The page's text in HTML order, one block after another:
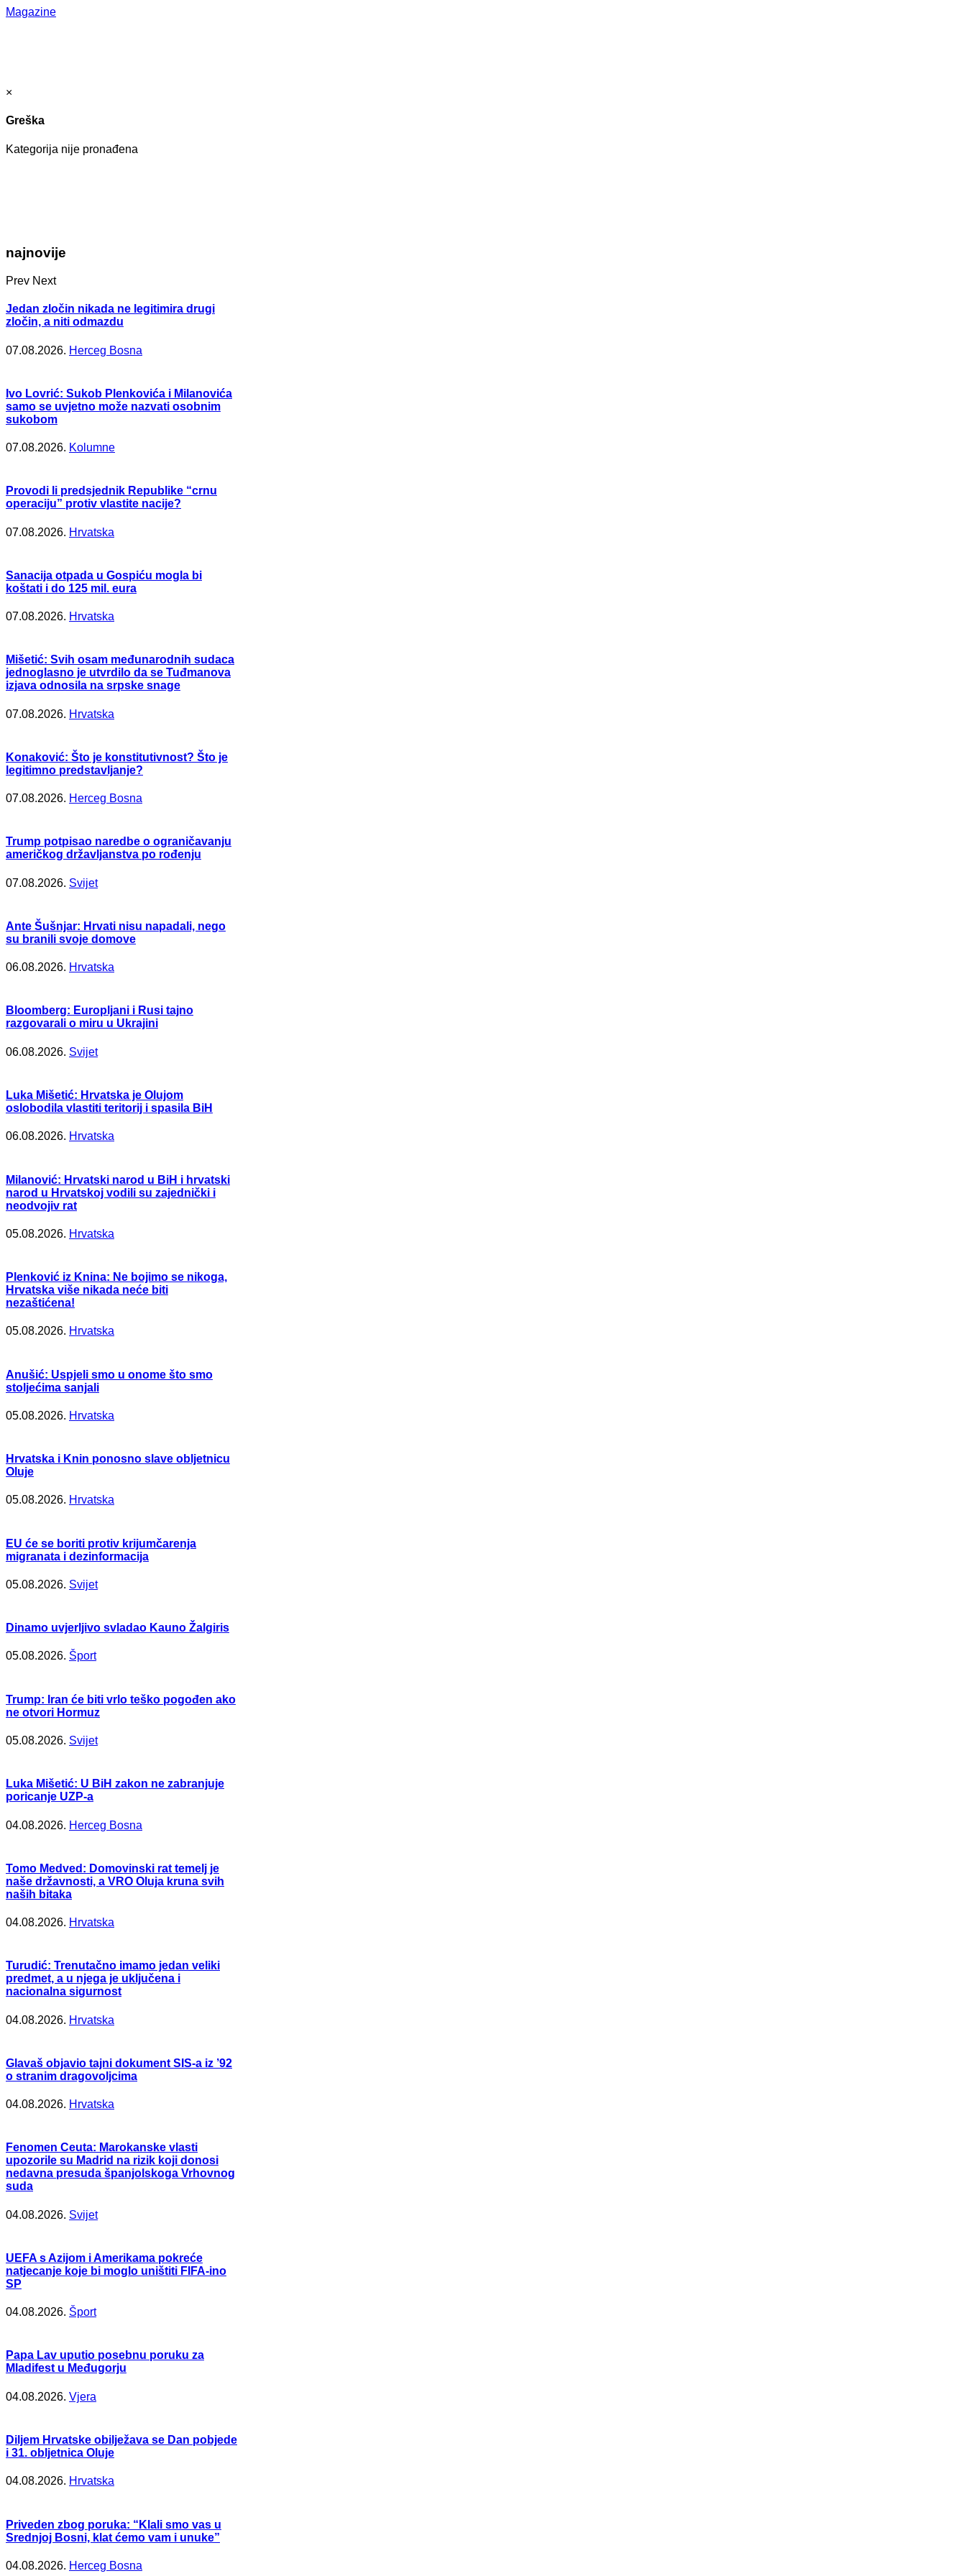
Magazine
×
Greška
Kategorija nije pronađena
najnovije
Prev Next
Jedan zločin nikada ne legitimira drugi
zločin, a niti odmazdu
07.08.2026. Herceg Bosna
Ivo Lovrić: Sukob Plenkovića i Milanovića
samo se uvjetno može nazvati osobnim
sukobom
07.08.2026. Kolumne
Provodi li predsjednik Republike “crnu
operaciju” protiv vlastite nacije?
07.08.2026. Hrvatska
Sanacija otpada u Gospiću mogla bi
koštati i do 125 mil. eura
07.08.2026. Hrvatska
Mišetić: Svih osam međunarodnih sudaca
jednoglasno je utvrdilo da se Tuđmanova
izjava odnosila na srpske snage
07.08.2026. Hrvatska
Konaković: Što je konstitutivnost? Što je
legitimno predstavljanje?
07.08.2026. Herceg Bosna
Trump potpisao naredbe o ograničavanju
američkog državljanstva po rođenju
07.08.2026. Svijet
Ante Šušnjar: Hrvati nisu napadali, nego
su branili svoje domove
06.08.2026. Hrvatska
Bloomberg: Europljani i Rusi tajno
razgovarali o miru u Ukrajini
06.08.2026. Svijet
Luka Mišetić: Hrvatska je Olujom
oslobodila vlastiti teritorij i spasila BiH
06.08.2026. Hrvatska
Milanović: Hrvatski narod u BiH i hrvatski
narod u Hrvatskoj vodili su zajednički i
neodvojiv rat
05.08.2026. Hrvatska
Plenković iz Knina: Ne bojimo se nikoga,
Hrvatska više nikada neće biti
nezaštićena!
05.08.2026. Hrvatska
Anušić: Uspjeli smo u onome što smo
stoljećima sanjali
05.08.2026. Hrvatska
Hrvatska i Knin ponosno slave obljetnicu
Oluje
05.08.2026. Hrvatska
EU će se boriti protiv krijumčarenja
migranata i dezinformacija
05.08.2026. Svijet
Dinamo uvjerljivo svladao Kauno Žalgiris
05.08.2026. Šport
Trump: Iran će biti vrlo teško pogođen ako
ne otvori Hormuz
05.08.2026. Svijet
Luka Mišetić: U BiH zakon ne zabranjuje
poricanje UZP-a
04.08.2026. Herceg Bosna
Tomo Medved: Domovinski rat temelj je
naše državnosti, a VRO Oluja kruna svih
naših bitaka
04.08.2026. Hrvatska
Turudić: Trenutačno imamo jedan veliki
predmet, a u njega je uključena i
nacionalna sigurnost
04.08.2026. Hrvatska
Glavaš objavio tajni dokument SIS-a iz ’92
o stranim dragovoljcima
04.08.2026. Hrvatska
Fenomen Ceuta: Marokanske vlasti
upozorile su Madrid na rizik koji donosi
nedavna presuda španjolskoga Vrhovnog
suda
04.08.2026. Svijet
UEFA s Azijom i Amerikama pokreće
natjecanje koje bi moglo uništiti FIFA-ino
SP
04.08.2026. Šport
Papa Lav uputio posebnu poruku za
Mladifest u Međugorju
04.08.2026. Vjera
Diljem Hrvatske obilježava se Dan pobjede
i 31. obljetnica Oluje
04.08.2026. Hrvatska
Priveden zbog poruka: “Klali smo vas u
Srednjoj Bosni, klat ćemo vam i unuke”
04.08.2026. Herceg Bosna